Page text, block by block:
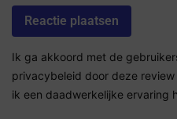
Ik ga akkoord met de
privacybeleid door deze
ik een daadwerkelijke ervaring